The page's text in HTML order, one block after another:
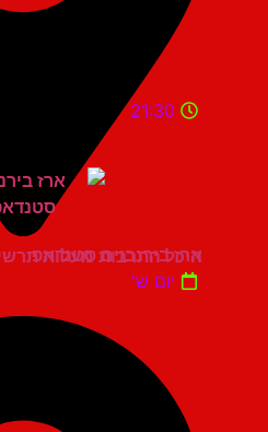
היכל התרבות מעלות תרשיחא
21:30
ארז בירנבוים סטנדאפ
יום ש'